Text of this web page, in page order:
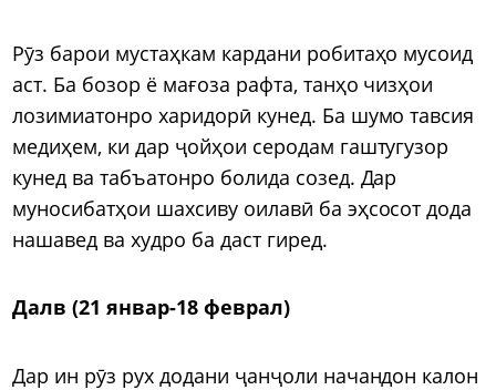
Рӯз барои мустаҳкам кардани робитаҳо мусоид
аст. Ба бозор ё мағоза рафта, танҳо чизҳои
лозимиатонро харидорӣ кунед. Ба шумо тавсия
медиҳем, ки дар ҷойҳои серодам гаштугузор
кунед ва табъатонро болида созед. Дар
муносибатҳои шахсиву оилавӣ ба эҳсосот дода
нашавед ва худро ба даст гиред.
Далв (21 январ-18 феврал)
Дар ин рӯз рух додани ҷанҷоли начандон калон